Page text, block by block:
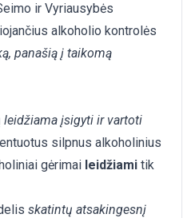
ir Vyriausybės
alkoholio kontrolės
panašią į taikomą
leidžiama įsigyti ir vartoti
silpnus alkoholinius
gėrimai leidžiami tik
skatintų atsakingesnį